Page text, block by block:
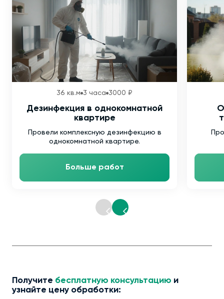
36 кв.м 3 часа 3000 ₽
Дезинфекция в однокомнатной
квартире
Провели комплексную дезинфекцию в
однокомнатной квартире.
Больше работ
Получите бесплатную консультацию и
узнайте цену обработки: